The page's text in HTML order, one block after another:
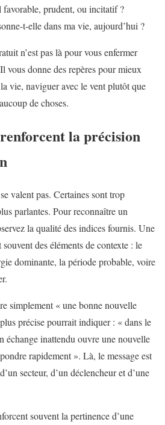
favorable, prudent, ou incitatif ?
t-elle dans ma vie, aujourd’hui ?
n’est pas là pour vous enfermer
vous donne des repères pour mieux
vie, naviguer avec le vent plutôt que
de choses.
la précision
valent pas. Certaines sont trop
parlantes. Pour reconnaître un
la qualité des indices fournis. Une
des éléments de contexte : le
dominante, la période probable, voire
simplement « une bonne nouvelle
précise pourrait indiquer : « dans le
échange inattendu ouvre une nouvelle
rapidement ». Là, le message est
secteur, d’un déclencheur et d’une
souvent la pertinence d’une